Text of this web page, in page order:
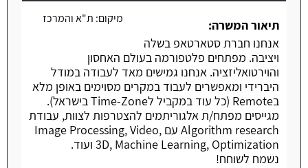
מיקום: ת"א והמרכז
תיאור המשרה:
אנחנו חברת סטארטאפ בשלה
ויציבה. מפתחים פלטפורמה בעולם האחסון
והוירטואליזציה. אנחנו גמישים מאד לעבודה במודל
היברידי ומאפשרים לעבוד במקרים מסוימים באופן מלא
בRemote (כל עוד במקביל לTime-Zone בישראל).
מגייסים מפתח/ת אלגוריתמים להצטרפות לצוות, עבודת
Algorithm research עם Image Processing, Video,
3D, Machine Learning, Optimization ועוד.
נשמח לשוחח!